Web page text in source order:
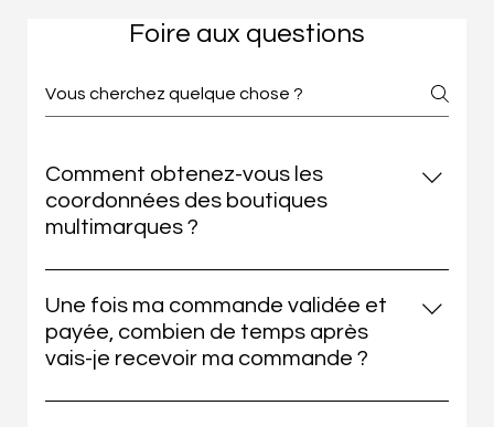
Foire aux questions
Comment obtenez-vous les
coordonnées des boutiques
multimarques ?
Les recherches se font de différentes manières :
sur les sites internet des magasins, sur Instagram,
les responsables sur Linkedin, prospection
physique dans la boutique etc. Il s'agit de
Une fois ma commande validée et
payée, combien de temps après
vais-je recevoir ma commande ?
Une fois que votre commande a été validée et